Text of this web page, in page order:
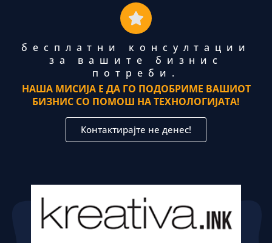
бесплатни консултации
за вашите бизнис
потреби.
НАША МИСИЈА Е ДА ГО ПОДОБРИМЕ ВАШИОТ
БИЗНИС СО ПОМОШ НА ТЕХНОЛОГИЈАТА!
Контактирајте не денес!